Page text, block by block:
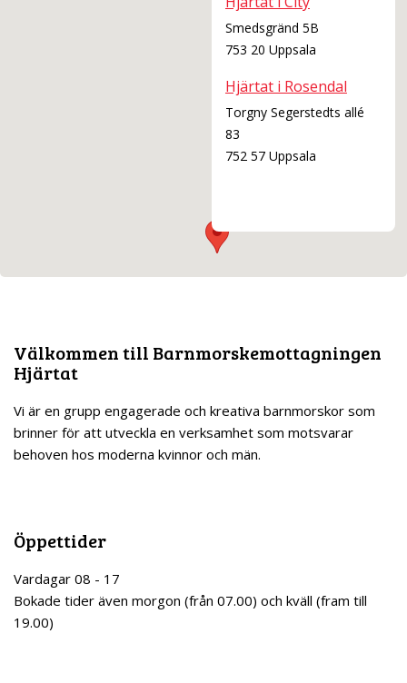
Sexuellt överförbara sjukdomar
Abortrådgivning
Kurser & föreläsningar
Föräldragrupper
Föreläsningar – Hjärtats filmer
Empowering birth class
Träna med barnmorskan
Vattengympa
Smedsgränd 5B
753 20 Uppsala
Hjärtat i Rosendal
Torgny Segerstedts allé
83
752 57 Uppsala
Välkommen till Barnmorskemottagningen
Hjärtat
Vi är en grupp engagerade och kreativa barnmorskor som
brinner för att utveckla en verksamhet som motsvarar
behoven hos moderna kvinnor och män.
Öppettider
Vardagar 08 - 17
Bokade tider även morgon (från 07.00) och kväll (fram till
19.00)